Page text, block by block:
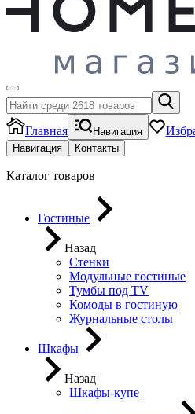
Главная Навигация
Навигация Контакты
Каталог товаров
Гостиные
Назад
Стенки
Модульные гостиные
Тумбы под ТV
Комоды в гостиную
Журнальные столы
Шкафы
Назад
Шкафы-купе